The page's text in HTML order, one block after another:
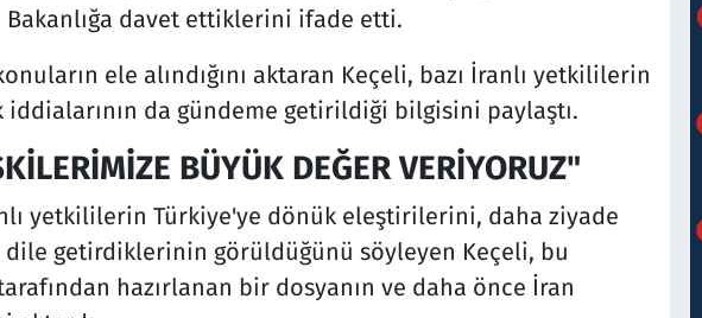
Bakanlığa davet ettiklerini ifade etti.
ele alındığını aktaran Keçeli, bazı İranlı yetkililerin
da gündeme getirildiği bilgisini paylaştı.
BÜYÜK DEĞER VERİYORUZ"
yetkililerin Türkiye'ye dönük eleştirilerini, daha ziyade
dile getirdiklerinin görüldüğünü söyleyen Keçeli, bu
hazırlanan bir dosyanın ve daha önce İran